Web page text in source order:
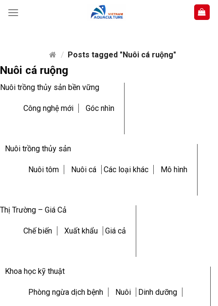
/ Posts tagged "Nuôi cá ruộng"
Nuôi cá ruộng
Nuôi trồng thủy sản bền vững
Công nghệ mới Góc nhìn
Nuôi trồng thủy sản
Nuôi tôm Nuôi cá Các loại khác Mô hình
Thị Trường – Giá Cả
Chế biến Xuất khẩu Giá cả
Khoa học kỹ thuật
Phòng ngừa dịch bệnh Nuôi Dinh dưỡng